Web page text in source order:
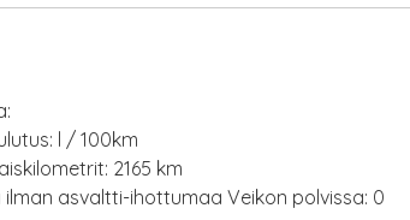
l / 100km
2165 km
ilman asvaltti-ihottumaa Veikon polvissa: 0